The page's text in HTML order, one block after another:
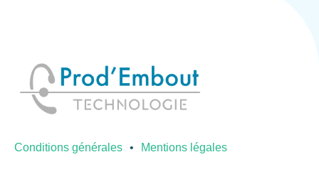
Conditions générales Mentions légales